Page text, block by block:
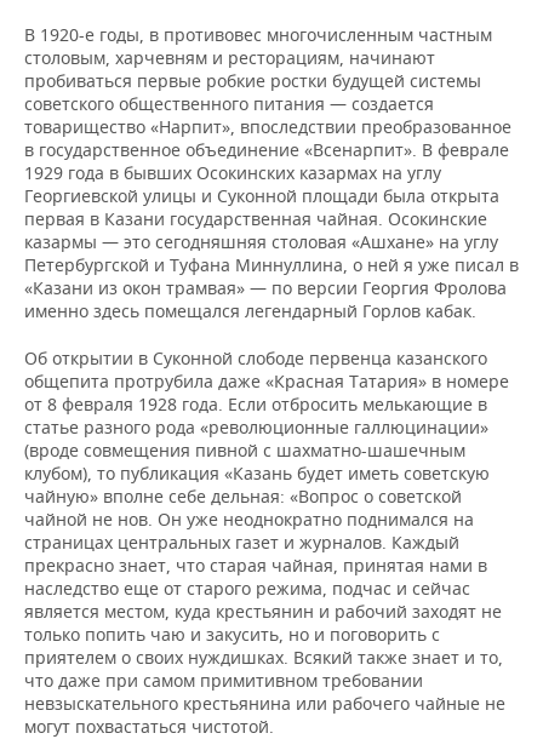
В 1920-е годы, в противовес многочисленным частным
столовым, харчевням и ресторациям, начинают
пробиваться первые робкие ростки будущей системы
советского общественного питания — создается
товарищество «Нарпит», впоследствии преобразованное
в государственное объединение «Всенарпит». В феврале
1929 года в бывших Осокинских казармах на углу
Георгиевской улицы и Суконной площади была открыта
первая в Казани государственная чайная. Осокинские
казармы — это сегодняшняя столовая «Ашхане» на углу
Петербургской и Туфана Миннуллина, о ней я уже писал в
«Казани из окон трамвая» — по версии Георгия Фролова
именно здесь помещался легендарный Горлов кабак.
Об открытии в Суконной слободе первенца казанского
общепита протрубила даже «Красная Татария» в номере
от 8 февраля 1928 года. Если отбросить мелькающие в
статье разного рода «революционные галлюцинации»
(вроде совмещения пивной с шахматно-шашечным
клубом), то публикация «Казань будет иметь советскую
чайную» вполне себе дельная: «Вопрос о советской
чайной не нов. Он уже неоднократно поднимался на
страницах центральных газет и журналов. Каждый
прекрасно знает, что старая чайная, принятая нами в
наследство еще от старого режима, подчас и сейчас
является местом, куда крестьянин и рабочий заходят не
только попить чаю и закусить, но и поговорить с
приятелем о своих нуждишках. Всякий также знает и то,
что даже при самом примитивном требовании
невзыскательного крестьянина или рабочего чайные не
могут похвастаться чистотой.